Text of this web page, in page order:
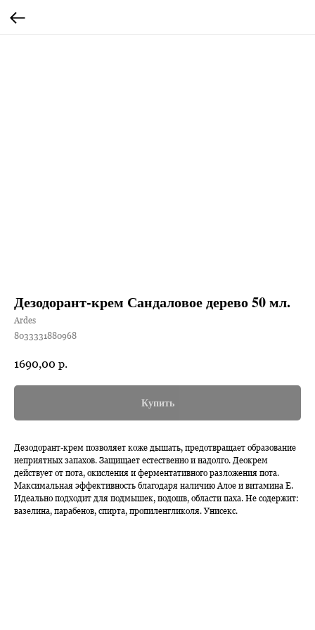
Дезодорант-крем Сандаловое дерево 50 мл.
Ardes
8033331880968
1690,00 р.
Купить
Дезодорант-крем позволяет коже дышать, предотвращает образование
неприятных запахов. Защищает естественно и надолго. Деокрем
действует от пота, окисления и ферментативного разложения пота.
Максимальная эффективность благодаря наличию Алое и витамина Е.
Идеально подходит для подмышек, подошв, области паха. Не содержит:
вазелина, парабенов, спирта, пропиленгликоля. Унисекс.